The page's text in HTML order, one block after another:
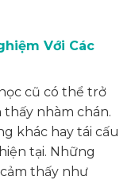
Với Các
cũ có thể trở
nhàm chán.
khác hay tái cấu
tại. Những
thấy như